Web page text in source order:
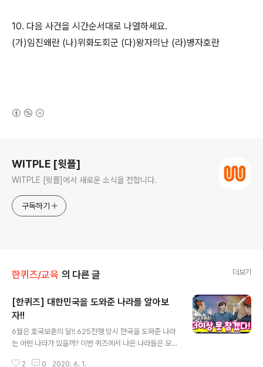
10. 다음 사건을 시간순서대로 나열하세요.
(가)임진왜란 (나)위화도회군 (다)왕자의난 (라)병자호란
WITPLE [윗플]
WITPLE [윗플]에서 새로운 소식을 전합니다.
구독하기
한퀴즈/교육 의 다른 글 더보기
[한퀴즈] 대한민국을 도와준 나라를 알아보
자!!
6월은 호국보훈의 달!! 625전쟁 당시 한국을 도와준 나라
는 어떤 나라가 있을까? 이번 퀴즈에서 나온 나라들은 모두
2 0 2020. 6. 1.